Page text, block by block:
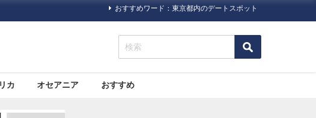
おすすめワード：東京都内のデートスポット
カ オセアニア おすすめ